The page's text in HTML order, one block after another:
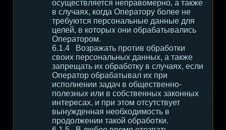
осуществляется неправомерно, а также
в случаях, когда Оператору более не
требуются персональные данные для
целей, в которых они обрабатывались
Оператором.
Возражать против обработки
своих персональных данных, а также
запрещать их обработку в случаях, если
Оператор обрабатывал их при
исполнении задач в общественно-
полезных или в собственных законных
интересах, и при этом отсутствует
вынужденная необходимость в
продолжении такой обработки.